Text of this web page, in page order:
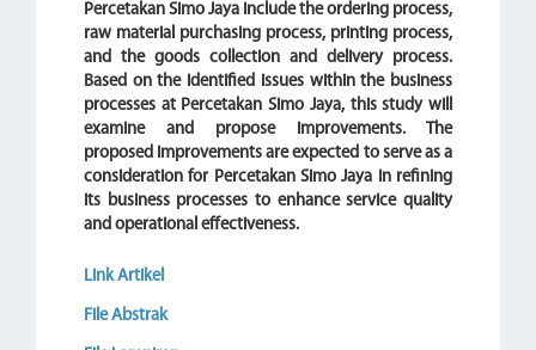
Percetakan Simo Jaya include the ordering process,
raw material purchasing process, printing process,
and the goods collection and delivery process.
Based on the identified issues within the business
processes at Percetakan Simo Jaya, this study will
examine and propose improvements. The
proposed improvements are expected to serve as a
consideration for Percetakan Simo Jaya in refining
its business processes to enhance service quality
and operational effectiveness.
Link Artikel
File Abstrak